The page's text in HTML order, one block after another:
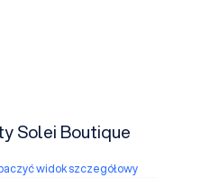
Solei Boutique
widok szczegółowy